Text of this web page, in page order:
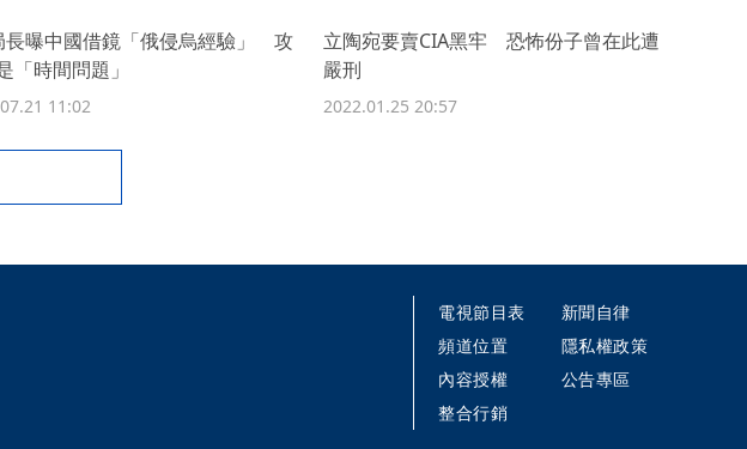
長曝中國借鏡「俄侵烏經驗」 攻
「時間問題」
11:02
立陶宛要賣CIA黑牢 恐怖份子曾在此遭
嚴刑
2022.01.25 20:57
電視節目表
新聞自律
頻道位置
隱私權政策
內容授權
公告專區
整合行銷